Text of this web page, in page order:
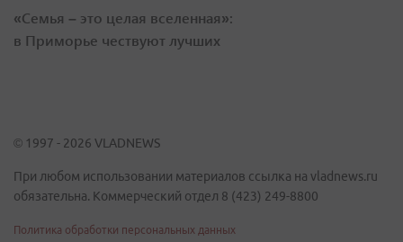
«Семья – это целая вселенная»:
в Приморье чествуют лучших
© 1997 - 2026 VLADNEWS
При любом использовании материалов ссылка на vladnews.ru
обязательна. Коммерческий отдел 8 (423) 249-8800
Политика обработки персональных данных